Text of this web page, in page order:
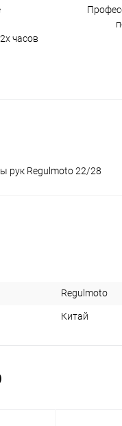
рук Regulmoto 22/28
Regulmoto
Китай